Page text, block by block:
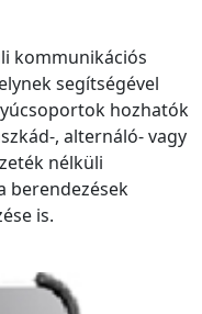
kommunikációs
segítségével
hozhatók
, alternáló- vagy
nélküli
berendezések
is.